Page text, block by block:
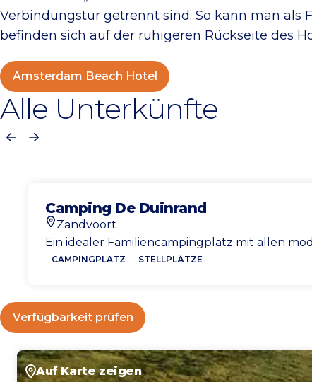
Verbindungstür getrennt sind. So kann man
befinden sich auf der ruhigeren Rückseite des
Amsterdam Beach Hotel
Alle Unterkünfte
Vorherige
Nächste
Camping De Duinrand
Standort
Zandvoort
Ein idealer Familiencampingplatz mit allen
CAMPINGPLATZ STELLPLÄTZE
Verfügbarkeit prüfen
Auf Karte zeigen